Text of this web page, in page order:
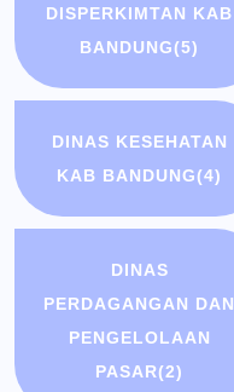
DISPERKIMTAN KAB
BANDUNG(5)
DINAS KESEHATAN
KAB BANDUNG(4)
DINAS
PERDAGANGAN DAN
PENGELOLAAN
PASAR(2)